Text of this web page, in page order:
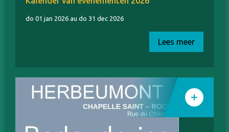
do 01 jan 2026 au do 31 dec 2026
Lees meer